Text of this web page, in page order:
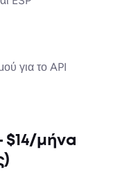
για το API
$14/μήνα